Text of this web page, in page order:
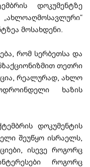
დოკუმენტზე
მოსახდენი.
რომ სერბეთსა და
თეთრი
რეალურად, ახლო
ხაზის
დოკუმენტის
შეუწყო ისრაელს,
ისევე როგორც
როგორც